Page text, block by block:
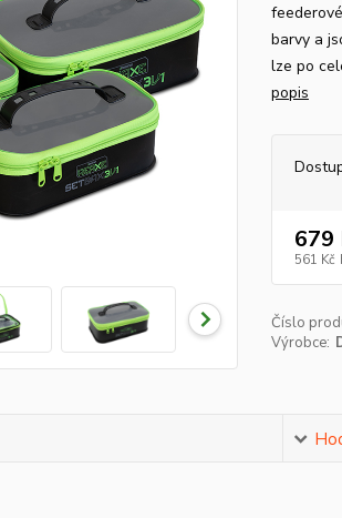
barvy a
lze po
popis
679
561 Kč
Číslo
Výrobce: